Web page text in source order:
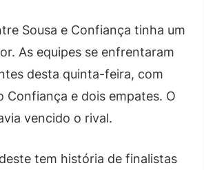
Sousa e Confiança tinha um
As equipes se enfrentaram
desta quinta-feira, com
Confiança e dois empates. O
vencido o rival.
tem história de finalistas